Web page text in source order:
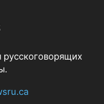
русскоговорящих